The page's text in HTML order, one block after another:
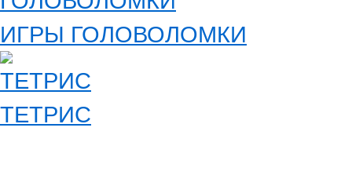
ИГРЫ ГОЛОВОЛОМКИ
ТЕТРИС